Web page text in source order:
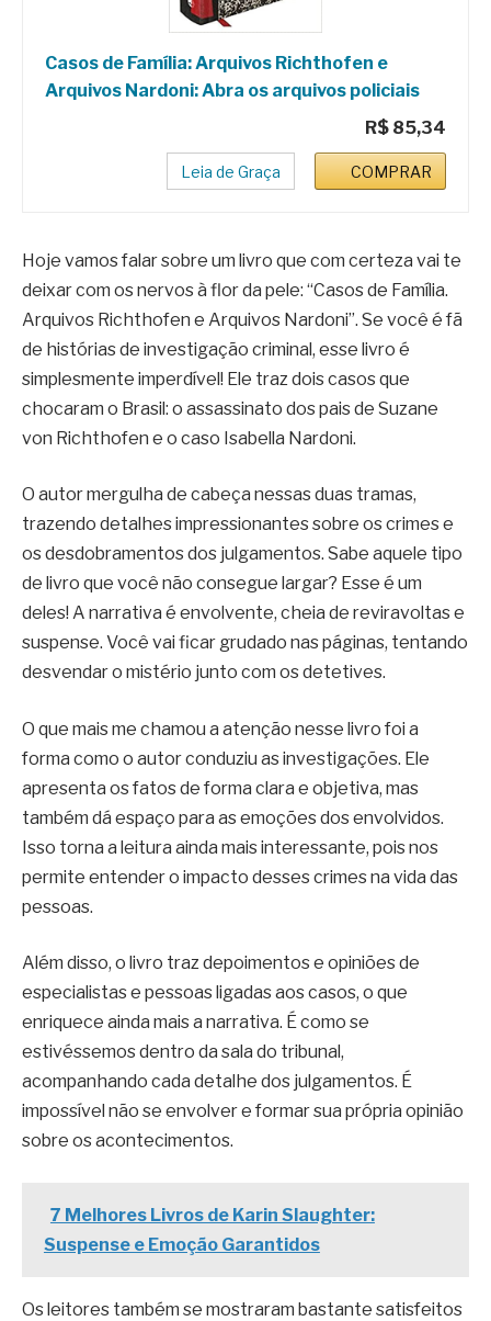
Casos de Família: Arquivos Richthofen e
Arquivos Nardoni: Abra os arquivos policiais
R$ 85,34
Leia de Graça COMPRAR
Hoje vamos falar sobre um livro que com certeza vai te
deixar com os nervos à flor da pele: “Casos de Família.
Arquivos Richthofen e Arquivos Nardoni”. Se você é fã
de histórias de investigação criminal, esse livro é
simplesmente imperdível! Ele traz dois casos que
chocaram o Brasil: o assassinato dos pais de Suzane
von Richthofen e o caso Isabella Nardoni.
O autor mergulha de cabeça nessas duas tramas,
trazendo detalhes impressionantes sobre os crimes e
os desdobramentos dos julgamentos. Sabe aquele tipo
de livro que você não consegue largar? Esse é um
deles! A narrativa é envolvente, cheia de reviravoltas e
suspense. Você vai ficar grudado nas páginas, tentando
desvendar o mistério junto com os detetives.
O que mais me chamou a atenção nesse livro foi a
forma como o autor conduziu as investigações. Ele
apresenta os fatos de forma clara e objetiva, mas
também dá espaço para as emoções dos envolvidos.
Isso torna a leitura ainda mais interessante, pois nos
permite entender o impacto desses crimes na vida das
pessoas.
Além disso, o livro traz depoimentos e opiniões de
especialistas e pessoas ligadas aos casos, o que
enriquece ainda mais a narrativa. É como se
estivéssemos dentro da sala do tribunal,
acompanhando cada detalhe dos julgamentos. É
impossível não se envolver e formar sua própria opinião
sobre os acontecimentos.
7 Melhores Livros de Karin Slaughter:
Suspense e Emoção Garantidos
Os leitores também se mostraram bastante satisfeitos